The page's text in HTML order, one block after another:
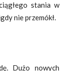
stania w
nie przemókł.
Dużo nowych